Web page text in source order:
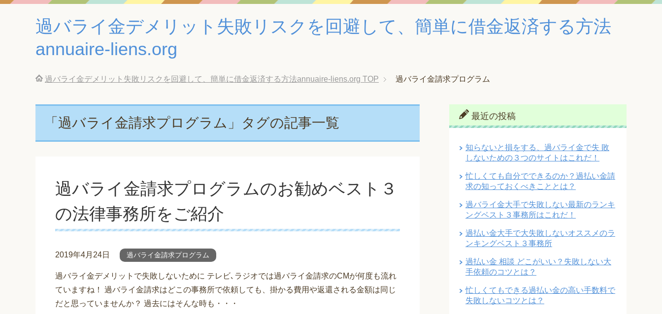
過バライ金デメリット失敗リスクを回避して、簡単に借金返済する方法
annuaire-liens.org
過バライ金デメリット失敗リスクを回避して、簡単に借金返済する方法annuaire-liens.org TOP 過バライ金請求プログラム
「過バライ金請求プログラム」タグの記事一覧
過バライ金請求プログラムのお勧めベスト３
の法律事務所をご紹介
2019年4月24日 過バライ金請求プログラム
過バライ金デメリットで失敗しないために テレビ､ラジオでは過バライ金請求のCMが何度も流れ
ていますね！ 過バライ金請求はどこの事務所で依頼しても、掛かる費用や返還される金額は同じ
だと思っていませんか？ 過去にはそんな時も・・・
最近の投稿
知らないと損をする、過バライ金で失 敗
しないための３つのサイトはこれだ！
忙しくても自分でできるのか？過払い金請
求の知っておくべきこととは？
過バライ金大手で失敗しない最新のランキ
ングベスト３事務所はこれだ！
過払い金大手で大失敗しないオススメのラ
ンキングベスト３事務所
過払い金 相談 どこがいい？失敗しない大
手依頼のコツとは？
忙しくてもできる過払い金の高い手数料で
失敗しないコツとは？